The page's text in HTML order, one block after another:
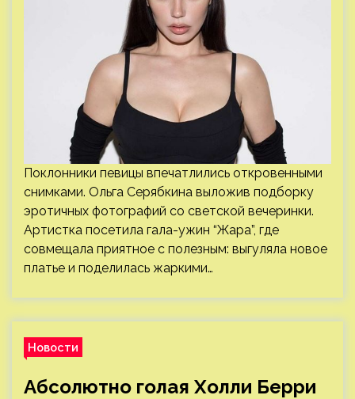
Поклонники певицы впечатлились откровенными
снимками. Ольга Серябкина выложив подборку
эротичных фотографий со светской вечеринки.
Артистка посетила гала-ужин “Жара”, где
совмещала приятное с полезным: выгуляла новое
платье и поделилась жаркими…
Новости
Абсолютно голая Холли Берри